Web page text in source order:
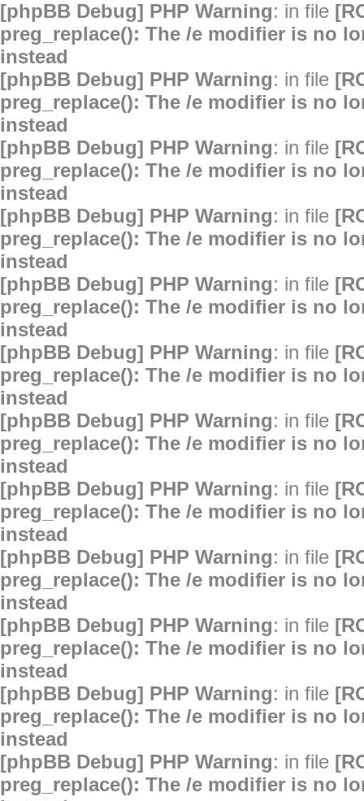
[phpBB Debug] PHP Warning: in file
preg_replace(): The /e modifier is no
instead
[phpBB Debug] PHP Warning: in file
preg_replace(): The /e modifier is no
instead
[phpBB Debug] PHP Warning: in file
preg_replace(): The /e modifier is no
instead
[phpBB Debug] PHP Warning: in file
preg_replace(): The /e modifier is no
instead
[phpBB Debug] PHP Warning: in file
preg_replace(): The /e modifier is no
instead
[phpBB Debug] PHP Warning: in file
preg_replace(): The /e modifier is no
instead
[phpBB Debug] PHP Warning: in file
preg_replace(): The /e modifier is no
instead
[phpBB Debug] PHP Warning: in file
preg_replace(): The /e modifier is no
instead
[phpBB Debug] PHP Warning: in file
preg_replace(): The /e modifier is no
instead
[phpBB Debug] PHP Warning: in file
preg_replace(): The /e modifier is no
instead
[phpBB Debug] PHP Warning: in file
preg_replace(): The /e modifier is no
instead
[phpBB Debug] PHP Warning: in file
preg_replace(): The /e modifier is no